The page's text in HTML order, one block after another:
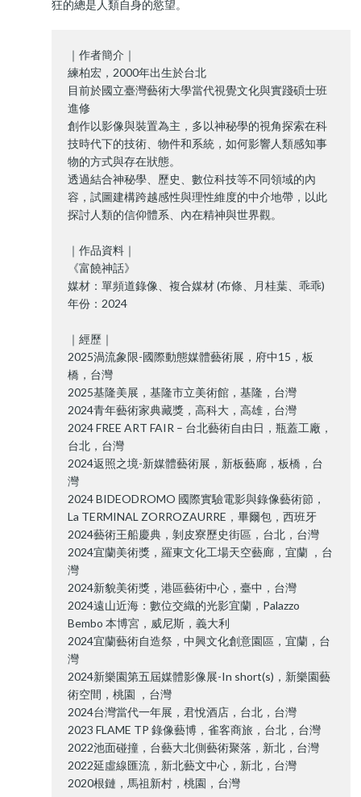
狂的總是人類自身的慾望。
｜作者簡介｜
練柏宏，2000年出生於台北
目前於國立臺灣藝術大學當代視覺文化與實踐碩士班
進修
創作以影像與裝置為主，多以神秘學的視角探索在科
技時代下的技術、物件和系統，如何影響人類感知事
物的方式與存在狀態。
透過結合神秘學、歷史、數位科技等不同領域的內
容，試圖建構跨越感性與理性維度的中介地帶，以此
探討人類的信仰體系、內在精神與世界觀。
｜作品資料｜
《富饒神話》
媒材：單頻道錄像、複合媒材 (布條、月桂葉、乖乖)
年份：2024
｜經歷｜
2025渦流象限-國際動態媒體藝術展，府中15，板
橋，台灣
2025基隆美展，基隆市立美術館，基隆，台灣
2024青年藝術家典藏獎，高科大，高雄，台灣
2024 FREE ART FAIR – 台北藝術自由日，瓶蓋工廠，
台北，台灣
2024返照之境-新媒體藝術展，新板藝廊，板橋，台
灣
2024 BIDEODROMO 國際實驗電影與錄像藝術節，
La TERMINAL ZORROZAURRE，畢爾包，西班牙
2024藝術王船慶典，剝皮寮歷史街區，台北，台灣
2024宜蘭美術獎，羅東文化工場天空藝廊，宜蘭 ，台
灣
2024新貌美術獎，港區藝術中心，臺中，台灣
2024遠山近海：數位交織的光影宜蘭，Palazzo
Bembo 本博宮，威尼斯，義大利
2024宜蘭藝術自造祭，中興文化創意園區，宜蘭，台
灣
2024新樂園第五屆媒體影像展-In short(s)，新樂園藝
術空間，桃園 ，台灣
2024台灣當代一年展，君悅酒店，台北，台灣
2023 FLAME TP 錄像藝博，雀客商旅，台北，台灣
2022池面碰撞，台藝大北側藝術聚落，新北，台灣
2022延虛線匯流，新北藝文中心，新北，台灣
2020根鏈，馬祖新村，桃園，台灣